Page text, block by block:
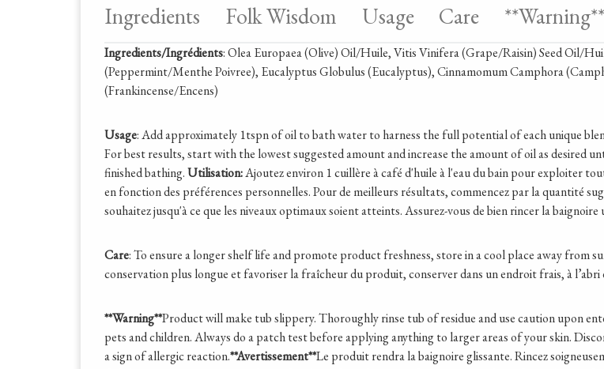
Ingredients Folk Wisdom Usage Care **Warning**
Ingredients/Ingrédients: Olea Europaea (Olive) Oil/Huile, Vitis Vinifera (Grape/Raisin) Seed Oil/
(Peppermint/Menthe Poivree), Eucalyptus Globulus (Eucalyptus), Cinnamomum Camphora
(Frankincense/Encens)
Usage: Add approximately 1tspn of oil to bath water to harness the full potential of each unique
For best results, start with the lowest suggested amount and increase the amount of oil as desired
finished bathing.Utilisation:Ajoutez environ 1 cuillère à café d'huile à l'eau du bain pour exploiter
en fonction des préférences personnelles. Pour de meilleurs résultats, commencez par la quantité
souhaitez jusqu'à ce que les niveaux optimaux soient atteints. Assurez-vous de bien rincer la baignoire
Care: To ensure a longer shelf life and promote product freshness, store in a cool place away from
conservation plus longue et favoriser la fraîcheur du produit, conserver dans un endroit frais, à l’abri
**Warning**Product will make tub slippery. Thoroughly rinse tub of residue and use caution upon
pets and children. Always do a patch test before applying anything to larger areas of your skin.
a sign of allergic reaction.**Avertissement**Le produit rendra la baignoire glissante. Rincez